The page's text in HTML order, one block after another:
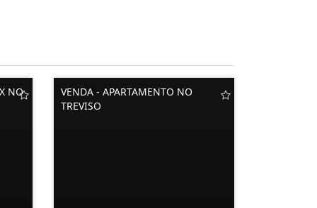
NO
VENDA - APARTAMENTO NO
TREVISO